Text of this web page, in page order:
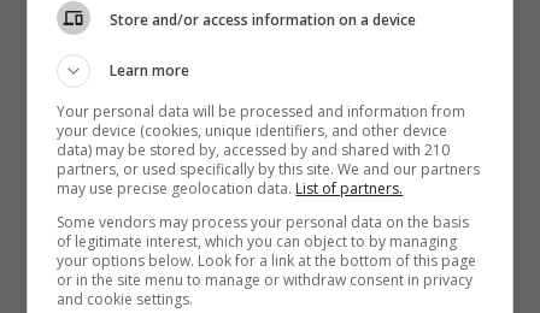
Store and/or access information on a device
Learn more
Your personal data will be processed and information from
your device (cookies, unique identifiers, and other device
data) may be stored by, accessed by and shared with 210
partners, or used specifically by this site. We and our partners
may use precise geolocation data. List of partners.
Some vendors may process your personal data on the basis
of legitimate interest, which you can object to by managing
your options below. Look for a link at the bottom of this page
or in the site menu to manage or withdraw consent in privacy
and cookie settings.